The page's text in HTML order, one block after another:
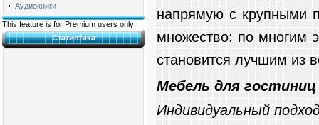
Аудиокниги
This feature is for Premium users only!
Статистика
напрямую с крупными
множество: по многим
становится лучшим из
Мебель для
Индивидуальный